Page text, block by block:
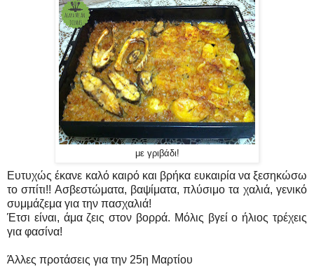
με γριβάδι!
Ευτυχώς έκανε καλό καιρό και βρήκα ευκαιρία να ξεσηκώσω
το σπίτι!! Ασβεστώματα, βαψίματα, πλύσιμο τα χαλιά, γενικό
συμμάζεμα για την πασχαλιά!
Έτσι είναι, άμα ζεις στον βορρά. Μόλις βγεί ο ήλιος τρέχεις
για φασίνα!
Άλλες προτάσεις για την 25η Μαρτίου